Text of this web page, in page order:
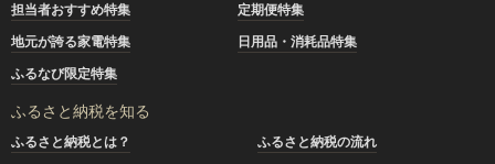
担当者おすすめ特集
定期便特集
地元が誇る家電特集
日用品・消耗品特集
ふるなび限定特集
ふるさと納税を知る
ふるさと納税とは？
ふるさと納税の流れ